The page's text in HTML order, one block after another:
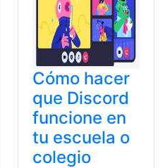
Cómo hacer
que Discord
funcione en
tu escuela o
colegio